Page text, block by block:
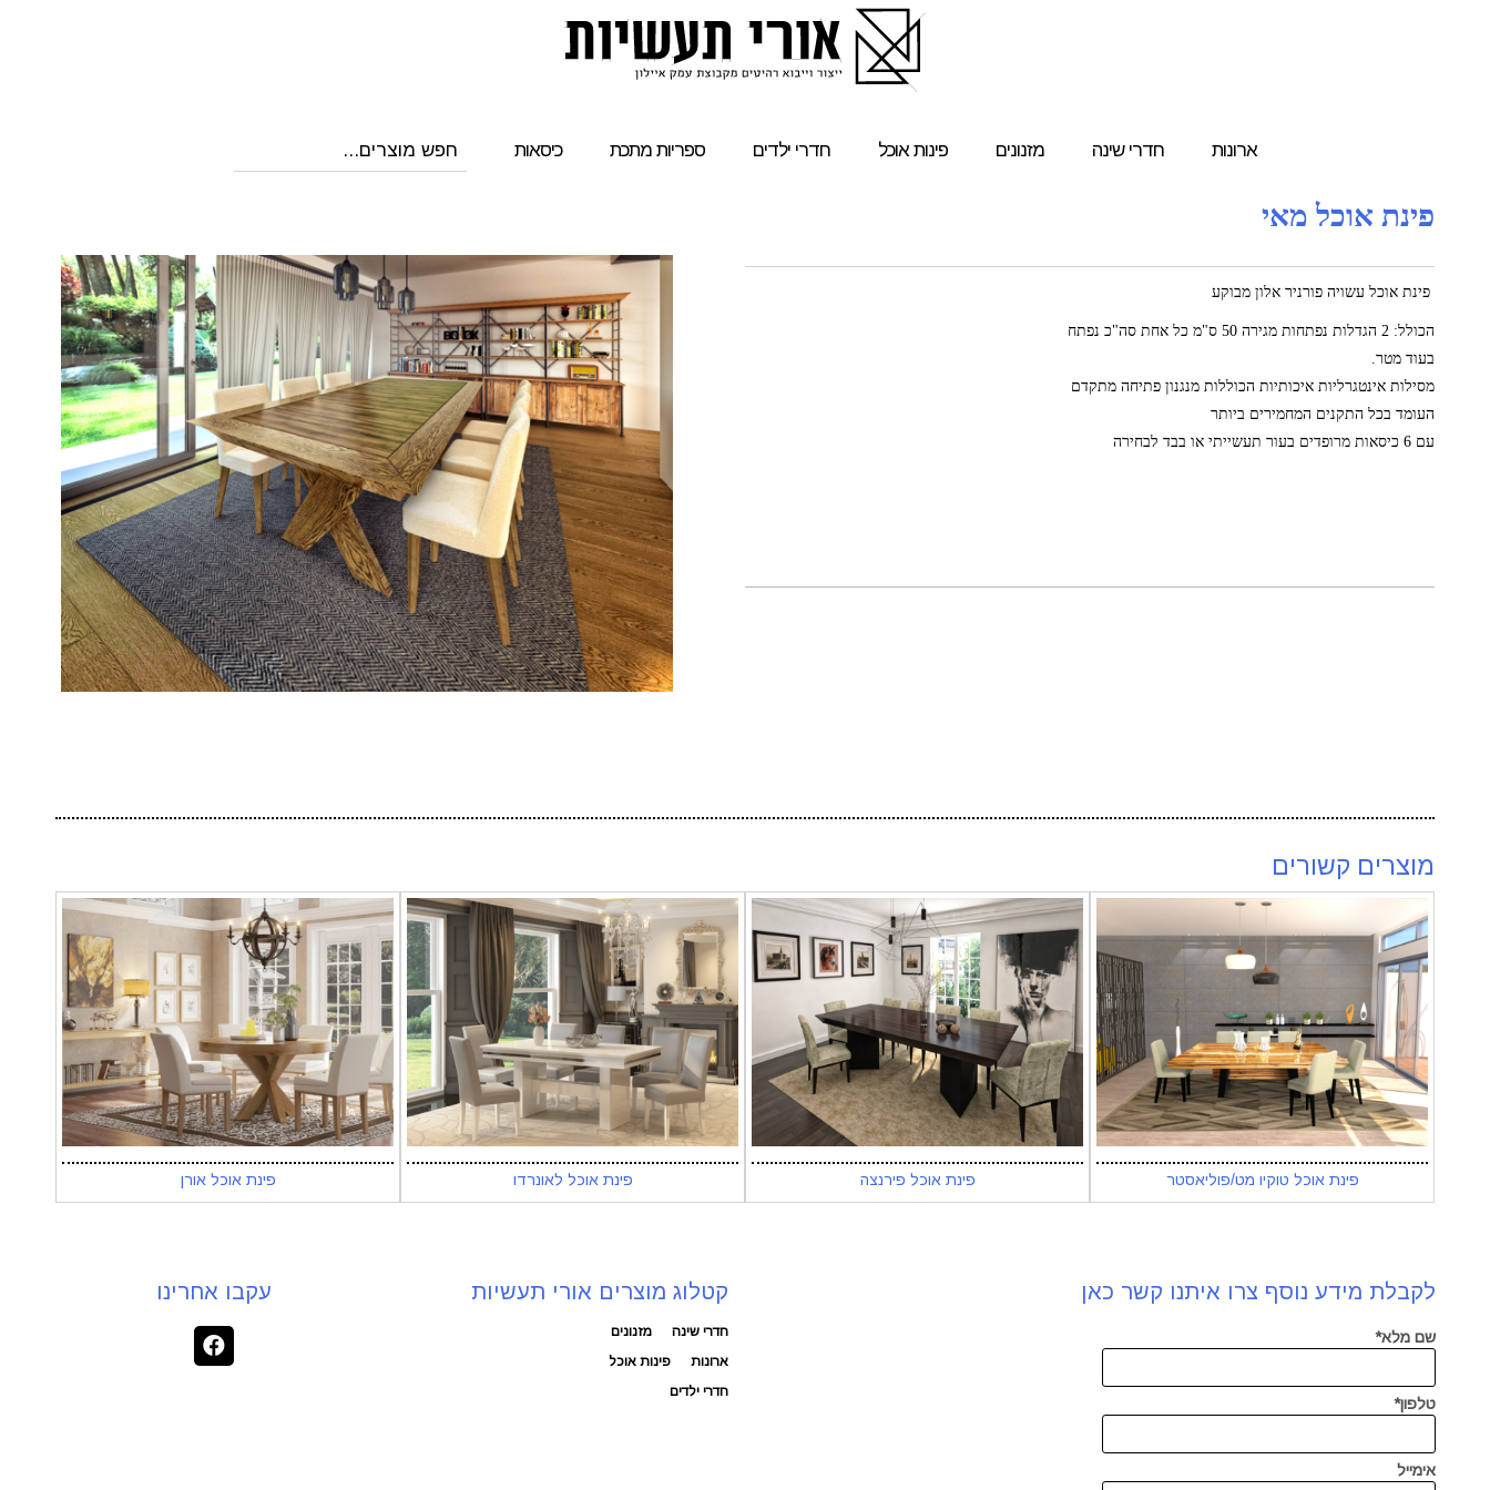
ארונות חדרי שינה מזנונים פינות אוכל חדרי ילדים ספריות מתכת כיסאות
פינת אוכל מאי
פינת אוכל עשויה פורניר אלון מבוקע
הכולל: 2 הגדלות נפתחות מגירה 50 ס"מ כל אחת סה"כ נפתח
בעוד מטר.
מסילות אינטגרליות איכותיות הכוללות מנגנון פתיחה מתקדם
העומד בכל התקנים המחמירים ביותר
עם 6 כיסאות מרופדים בעור תעשייתי או בבד לבחירה
מוצרים קשורים
פינת אוכל אורן פינת אוכל לאונרדו פינת אוכל פירנצה פינת אוכל טוקיו מט/פוליאסטר
עקבו אחרינו קטלוג מוצרים אורי תעשיות
חדרי שינה
מזנונים
ארונות
פינות אוכל
חדרי ילדים
לקבלת מידע נוסף צרו איתנו קשר כאן
שם מלא*
טלפון*
אימייל